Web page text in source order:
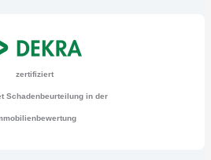
zertifiziert
Schadenbeurteilung in der